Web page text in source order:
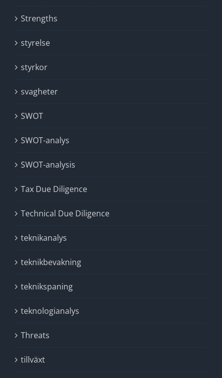
Strengths
styrelse
styrkor
svagheter
SWOT
SWOT-analys
SWOT-analysis
Tax Due Diligence
Technical Due Diligence
teknikanalys
teknikbevakning
teknikspaning
teknologianalys
Threats
tillväxt